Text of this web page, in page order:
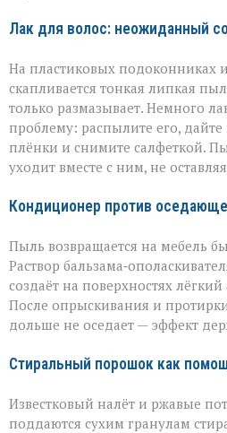
Лак для волос: неожиданный
На пластиковых подоконниках
скапливается тонкая липкая
только размазывает. Немного
проблему: распылите его,
плёнки и снимите салфеткой.
уходит вместе с ним, не
Кондиционер против
Пыль возвращается на мебель
Раствор
создаёт на поверхностях
После опрыскивания и
дольше не оседает — эффект
Стиральный порошок как
Известковый налёт и ржавые
поддаются сухим гранулам